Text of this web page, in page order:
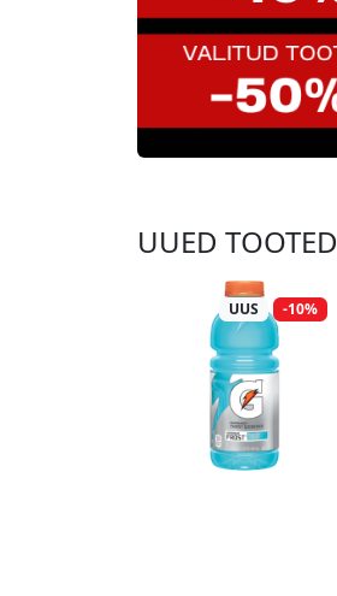
UUED TOOTED
UUS -10%